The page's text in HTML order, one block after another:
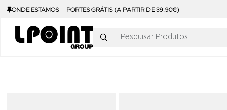
ONDE ESTAMOS PORTES GRÁTIS (A PARTIR DE 39.90€)
Pesquisar Produtos